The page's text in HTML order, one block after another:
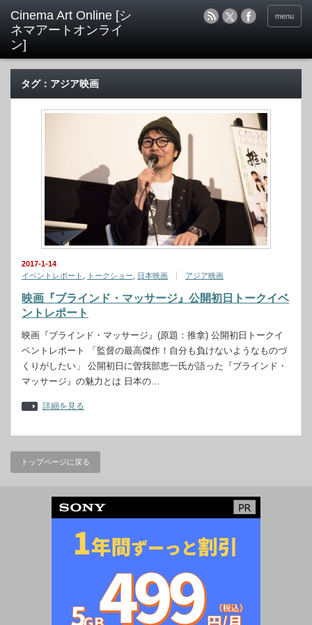
menu
タグ：アジア映画
2017-1-14
イベントレポート
トークショー 日本映画 アジア映画
映画『ブラインド・マッサージ』公開初日トークイベ
ントレポート
映画『ブラインド・マッサージ』(原題：推拿) 公開初日トークイ
ベントレポート 「監督の最高傑作！自分も負けないようなものづ
くりがしたい」 公開初日に曽我部恵一氏が語った『ブラインド・
マッサージ』の魅力とは 日本の…
詳細を見る
トップページに戻る